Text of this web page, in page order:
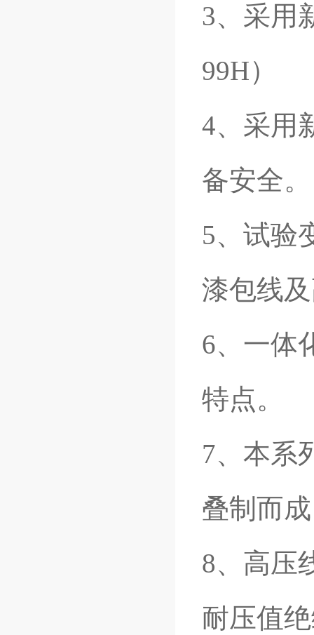
3、采用
99H）
4、采用
备安全。
5、试验
漆包线
6、一体
特点。
7、本系
叠制而
8、高压
耐压值